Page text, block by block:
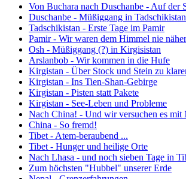
Von Buchara nach Duschanbe - Auf der
Duschanbe - Müßiggang in Tadschikistan
Tadschikistan - Erste Tage im Pamir
Pamir - Wir waren dem Himmel nie näher
Osh - Müßiggang (?) in Kirgisistan
Arslanbob - Wir kommen in die Hufe
Kirgistan - Über Stock und Stein zu
Kirgistan - Ins Tien-Shan-Gebirge
Kirgistan - Pisten statt Pakete
Kirgistan - See-Leben und Probleme
Nach China! - Und wir versuchen es mit
China - So fremd!
Tibet - Atem-beraubend ...
Tibet - Hunger und heilige Orte
Nach Lhasa - und noch sieben Tage in
Zum höchsten "Hubbel" unserer Erde